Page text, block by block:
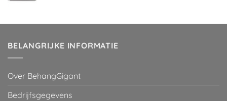
€ 29,95.€ 2,00.
BELANGRIJKE INFORMATIE
Over BehangGigant
Bedrijfsgegevens